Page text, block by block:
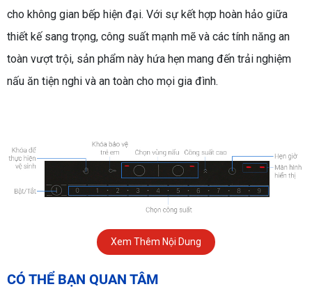
cho không gian bếp hiện đại. Với sự kết hợp hoàn hảo giữa
thiết kế sang trọng, công suất mạnh mẽ và các tính năng an
toàn vượt trội, sản phẩm này hứa hẹn mang đến trải nghiệm
nấu ăn tiện nghi và an toàn cho mọi gia đình.
Xem Thêm Nội Dung
CÓ THỂ BẠN QUAN TÂM